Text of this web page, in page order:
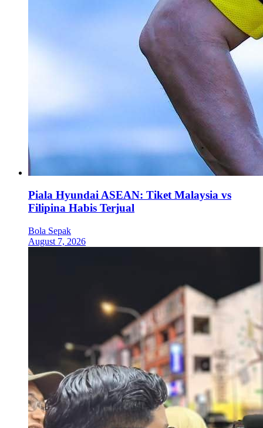
Piala Hyundai ASEAN: Tiket Malaysia vs
Filipina Habis Terjual
Bola Sepak
August 7, 2026